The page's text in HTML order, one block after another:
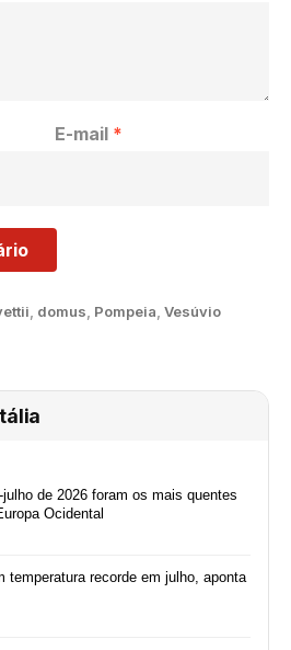
domus Pompeia Vesúvio
E-mail *
de 2026 foram os mais quentes
Ocidental
temperatura recorde em julho, aponta